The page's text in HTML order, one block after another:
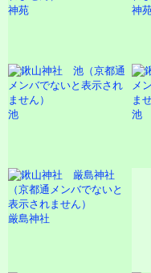
神苑 神
池 池
厳島神社